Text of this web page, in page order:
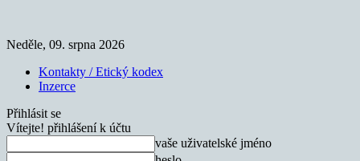
Neděle, 09. srpna 2026
Kontakty / Etický kodex
Inzerce
Přihlásit se
Vítejte! přihlášení k účtu
vaše uživatelské jméno